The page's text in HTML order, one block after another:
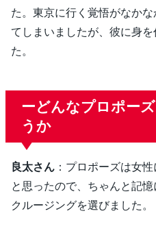
た。東京に行く覚悟がなか
てしまいましたが、彼に身
た。
ーどんなプロポー
うか
良太さん ：プロポーズは女
と思ったので、ちゃんと記
クルージングを選びました。